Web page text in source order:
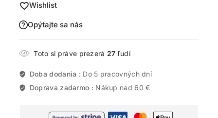
Wishlist
Opýtajte sa nás
Toto si práve prezerá 27 ľudí
Doba dodania : Do 5 pracovných dní
Doprava zadarmo : Nákup nad 60 €